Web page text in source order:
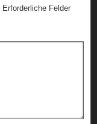
Erforderliche Felder